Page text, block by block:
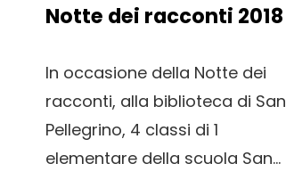
Notte dei racconti 2018
In occasione della Notte dei
racconti, alla biblioteca di San
Pellegrino, 4 classi di 1
elementare della scuola San...